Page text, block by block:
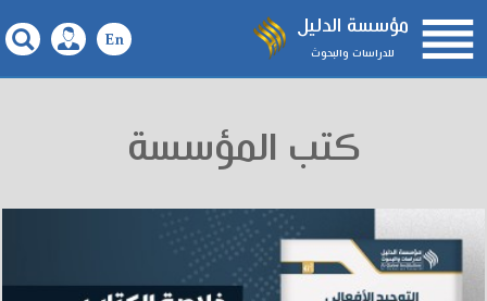
مؤسسة الدليل
للدراسات والبحوث 
كتب المؤسسة